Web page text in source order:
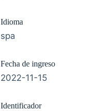
Idioma
spa
Fecha de ingreso
2022-11-15
Identificador